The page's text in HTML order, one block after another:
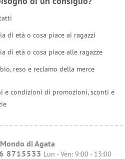
di età o cosa piace ai ragazzi
di età o cosa piace alle ragazze
reso e reclamo della merce
e condizioni di promozioni, sconti e
di Agata
8715533 Lun - Ven: 9:00 - 13:00